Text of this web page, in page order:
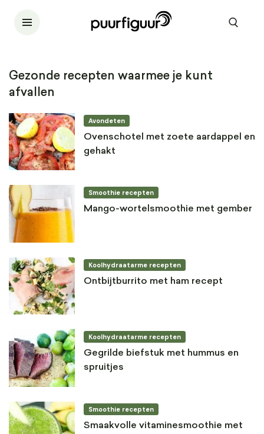
Gezonde recepten waarmee je kunt
afvallen
Avondeten
Ovenschotel met zoete aardappel en
gehakt
Smoothie recepten
Mango-wortelsmoothie met gember
Koolhydraatarme recepten
Ontbijtburrito met ham recept
Koolhydraatarme recepten
Gegrilde biefstuk met hummus en
spruitjes
Smoothie recepten
Smaakvolle vitaminesmoothie met